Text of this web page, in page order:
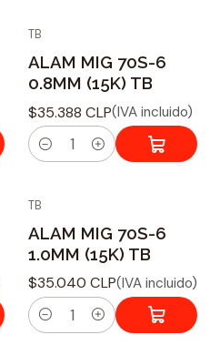
n
t
i
d
a
d
TB
ALAM MIG 70S-6
0.8MM (15K) TB
$35.388 CLP(IVA incluido)
C
n
t
i
d
a
d
TB
ALAM MIG 70S-6
1.0MM (15K) TB
$35.040 CLP(IVA incluido)
C